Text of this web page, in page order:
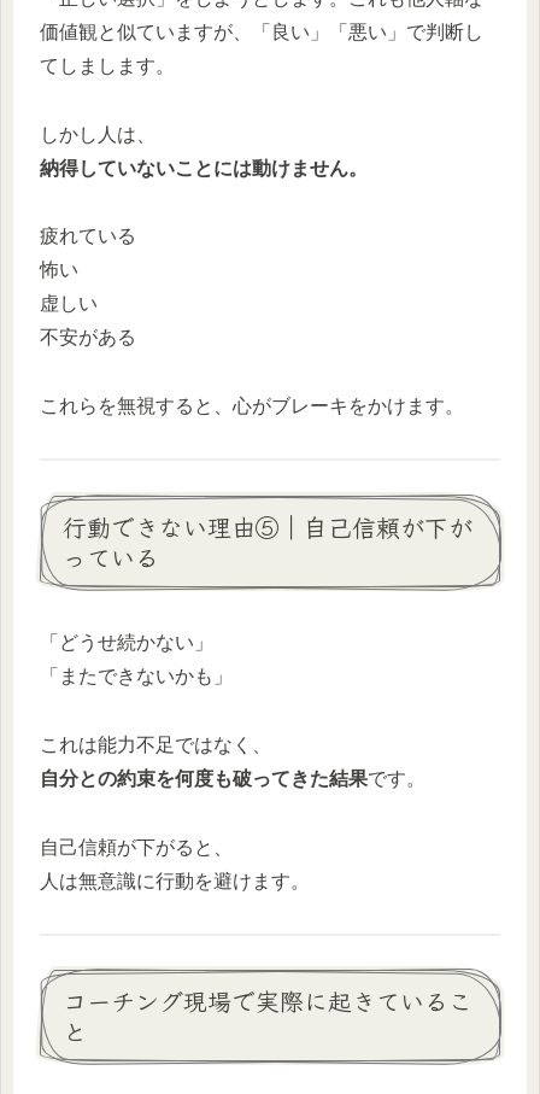
価値観と似ていますが、「良い」「悪い」で判断し
てしまします。
しかし人は、
納得していないことには動けません。
疲れている
怖い
虚しい
不安がある
これらを無視すると、心がブレーキをかけます。
行動できない理由⑤｜自己信頼が下が
っている
「どうせ続かない」
「またできないかも」
これは能力不足ではなく、
自分との約束を何度も破ってきた結果です。
自己信頼が下がると、
人は無意識に行動を避けます。
コーチング現場で実際に起きているこ
と